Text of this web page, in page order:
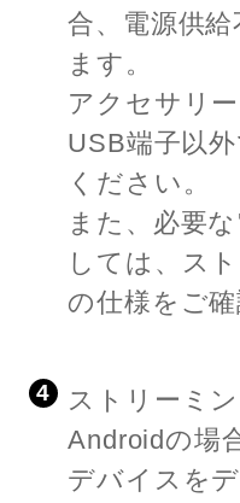
合、電源供
ます。
アクセサリ
USB端子以
ください。
また、必要
しては、ス
の仕様をご確
4
ストリーミ
Androidの場
デバイスを